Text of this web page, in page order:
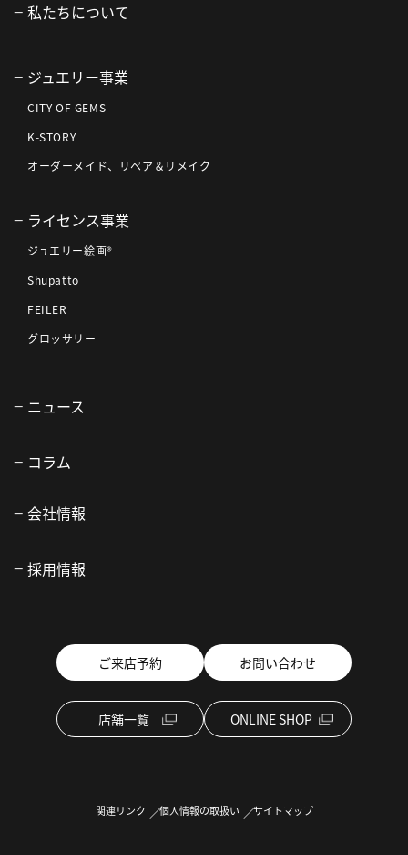
私たちについて
ジュエリー事業
CITY OF GEMS
K-STORY
オーダーメイド、リペア＆リメイク
ライセンス事業
ジュエリー絵画®
Shupatto
FEILER
グロッサリー
ニュース
コラム
会社情報
採用情報
ご来店予約 お問い合わせ
店舗一覧 ONLINE SHOP
関連リンク 個人情報の取扱い サイトマップ